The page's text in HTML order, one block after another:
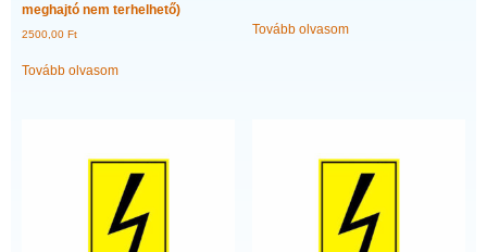
meghajtó nem terhelhető)
2500,00 Ft
Tovább olvasom
Tovább olvasom